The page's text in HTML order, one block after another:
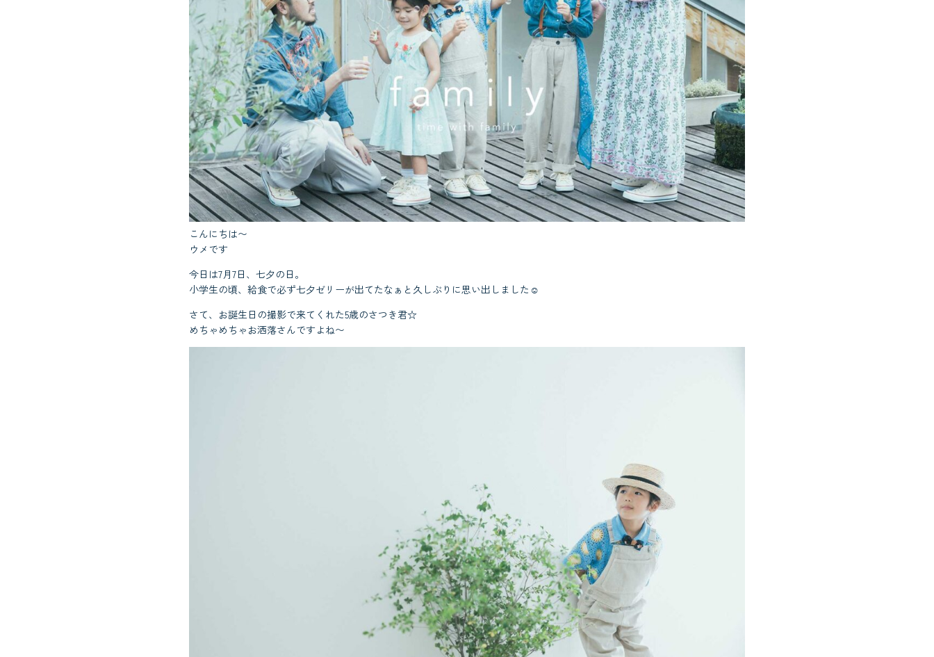
こんにちは〜
ウメです
今日は7月7日、七夕の日。
小学生の頃、給食で必ず七夕ゼリーが出てたなぁと久しぶりに思い出しました☺︎
さて、お誕生日の撮影で来てくれた5歳のさつき君☆
めちゃめちゃお洒落さんですよね〜